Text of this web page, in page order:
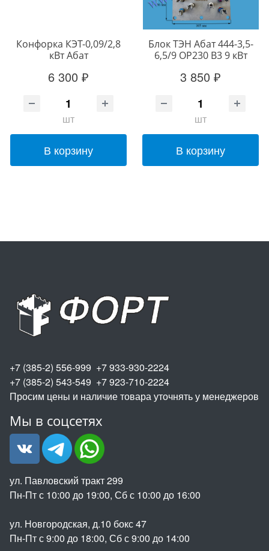
Конфорка КЭТ-0,09/2,8
кВт Абат
6 300 ₽
шт
В корзину
Блок ТЭН Абат 444-3,5-
6,5/9 ОР230 В3 9 кВт
3 850 ₽
шт
В корзину
+7 (385-2) 556-999 +7 933-930-2224
+7 (385-2) 543-549 +7 923-710-2224
Просим цены и наличие товара уточнять у менеджеров
Мы в соцсетях
ул. Павловский тракт 299
Пн-Пт с 10:00 до 19:00, Сб с 10:00 до 16:00
ул. Новгородская, д.10 бокс 47
Пн-Пт с 9:00 до 18:00, Сб с 9:00 до 14:00